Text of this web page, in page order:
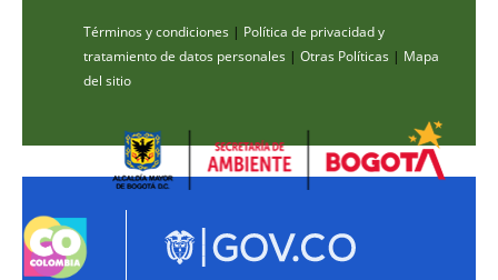
Términos y condiciones | Política de privacidad y
tratamiento de datos personales | Otras Políticas | Mapa
del sitio